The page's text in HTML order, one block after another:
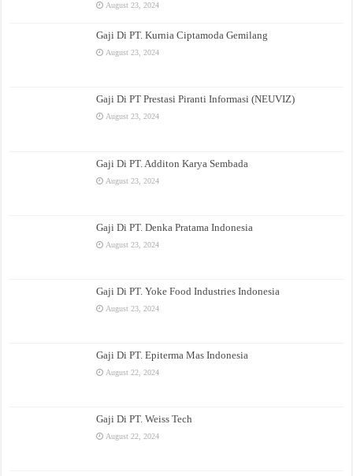
August 23, 2024
Gaji Di PT. Kurnia Ciptamoda Gemilang
August 23, 2024
Gaji Di PT Prestasi Piranti Informasi (NEUVIZ)
August 23, 2024
Gaji Di PT. Additon Karya Sembada
August 23, 2024
Gaji Di PT. Denka Pratama Indonesia
August 23, 2024
Gaji Di PT. Yoke Food Industries Indonesia
August 23, 2024
Gaji Di PT. Epiterma Mas Indonesia
August 22, 2024
Gaji Di PT. Weiss Tech
August 22, 2024